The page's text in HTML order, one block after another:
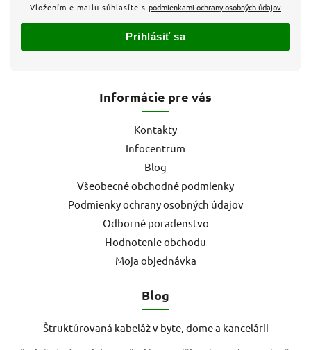
Informácie pre vás
Kontakty
Infocentrum
Blog
Všeobecné obchodné podmienky
Podmienky ochrany osobných údajov
Odborné poradenstvo
Hodnotenie obchodu
Moja objednávka
Blog
Štruktúrovaná kabeláž v byte, dome a kancelárii
Vložením e-mailu súhlasíte s podmienkami ochrany osobných údajov
Prihlásiť sa